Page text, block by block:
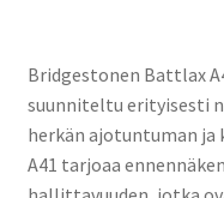
Bridgestonen Battlax
suunniteltu erityisesti
herkän ajotuntuman ja
A41 tarjoaa